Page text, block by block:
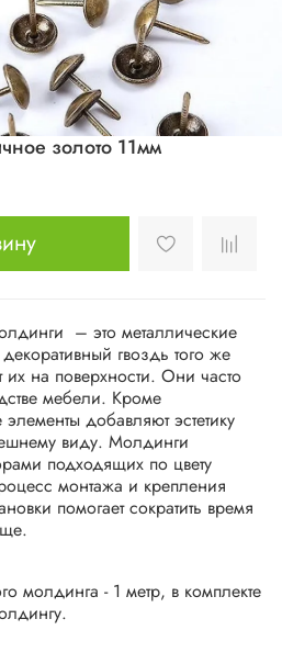
золото 11мм
– это металлические
гвоздь того же
их на поверхности. Они часто
мебели. Кроме
добавляют эстетику
виду. Молдинги
подходящих по цвету
монтажа и крепления
помогает сократить время
молдинга - 1 метр, в комплекте